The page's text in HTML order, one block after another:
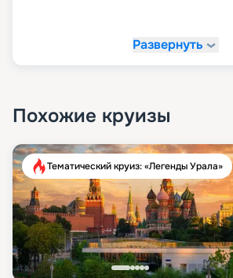
Развернуть
Похожие круизы
Тематический круиз: «Легенды Урала»